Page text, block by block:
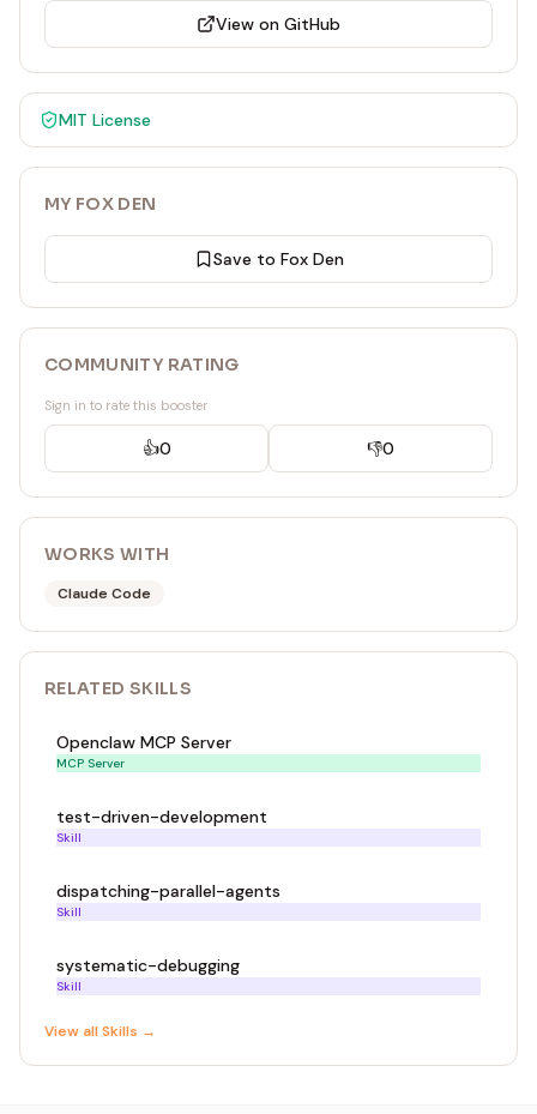
View on GitHub
MIT License
MY FOX DEN
Save to Fox Den
COMMUNITY RATING
Sign in to rate this booster
👍0 👎0
WORKS WITH
Claude Code
RELATED SKILLS
Openclaw MCP Server
MCP Server
test-driven-development
Skill
dispatching-parallel-agents
Skill
systematic-debugging
Skill
View allSkills →